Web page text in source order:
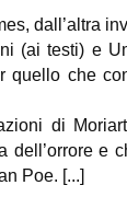
dall’altra
(ai testi) e
quello che
di
dell’orrore e
Poe. [...]